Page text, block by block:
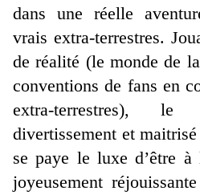
dans une réelle
vrais extra-terrestres.
de réalité (le monde de
conventions de fans en
extra-terrestres),
divertissement et
se paye le luxe d’être
joyeusement